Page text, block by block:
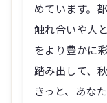
めています。
触れ合いや人
をより豊かに
踏み出して、
きっと、あな